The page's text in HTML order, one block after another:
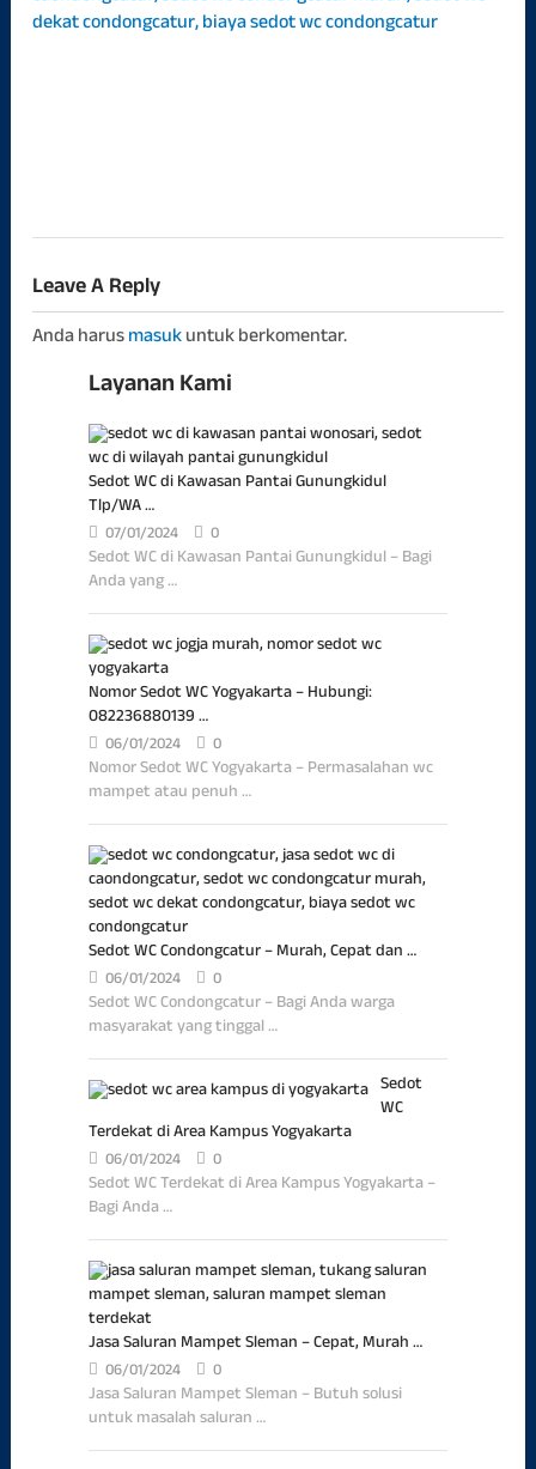
Leave A Reply
Anda harusmasukuntuk berkomentar.
Layanan Kami
Sedot WC di Kawasan Pantai Gunungkidul
Tlp/WA …
07/01/2024 0
Sedot WC di Kawasan Pantai Gunungkidul – Bagi
Anda yang …
Nomor Sedot WC Yogyakarta – Hubungi:
082236880139 …
06/01/2024 0
Nomor Sedot WC Yogyakarta – Permasalahan wc
mampet atau penuh …
Sedot WC Condongcatur – Murah, Cepat dan …
06/01/2024 0
Sedot WC Condongcatur – Bagi Anda warga
masyarakat yang tinggal …
Sedot
WC
Terdekat di Area Kampus Yogyakarta
06/01/2024 0
Sedot WC Terdekat di Area Kampus Yogyakarta –
Bagi Anda …
Jasa Saluran Mampet Sleman – Cepat, Murah …
06/01/2024 0
Jasa Saluran Mampet Sleman – Butuh solusi
untuk masalah saluran …